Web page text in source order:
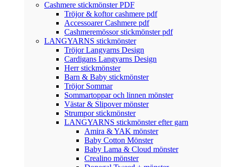
Cashmere stickmönster PDF
Tröjor & koftor cashmere pdf
Accessoarer Cashmere pdf
Cashmeremössor stickmönster pdf
LANGYARNS stickmönster
Tröjor Langyarns Design
Cardigans Langyarns Design
Herr stickmönster
Barn & Baby stickmönster
Tröjor Sommar
Sommartoppar och linnen mönster
Västar & Slipover mönster
Strumpor stickmönster
LANGYARNS stickmönster efter garn
Amira & YAK mönster
Baby Cotton Mönster
Baby Lama & Cloud mönster
Crealino mönster